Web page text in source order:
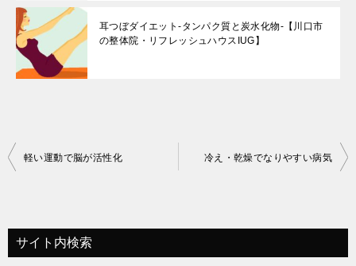
耳つぼダイエット-タンパク質と炭水化物-【川口市
の整体院・リフレッシュハウスIUG】
投
ビ
ゲ
軽い運動で脳が活性化 冷え・乾燥でなりやすい病気
サイト内検索